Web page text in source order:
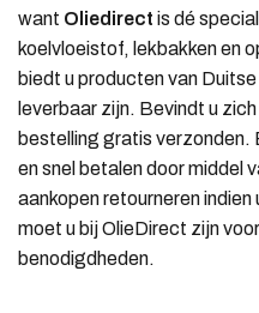
want Oliedirect is dé
koelvloeistof, lekbakken en
biedt u producten van
leverbaar zijn. Bevindt u
bestelling gratis verzonden.
en snel betalen door middel
aankopen retourneren
moet u bij OlieDirect zijn
benodigdheden.